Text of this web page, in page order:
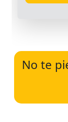
No te